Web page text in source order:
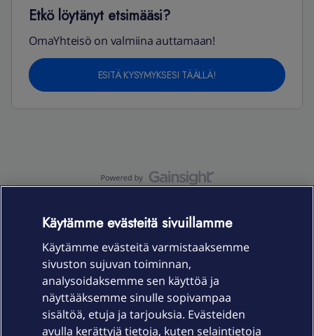
Etkö löytänyt etsimääsi?
OmaYhteisö on valmiina auttamaan!
ESITÄ KYSYMYKSESI TÄÄLLÄ!
Laitteet & liittymät
Palvelut
Käytämme evästeitä sivuillamme
Käytämme evästeitä varmistaaksemme
sivuston sujuvan toiminnan,
analysoidaksemme sen käyttöä ja
näyttääksemme sinulle sopivampaa
sisältöä, etuja ja tarjouksia. Evästeiden
avulla kerättyjä tietoja, kuten selaintietoja